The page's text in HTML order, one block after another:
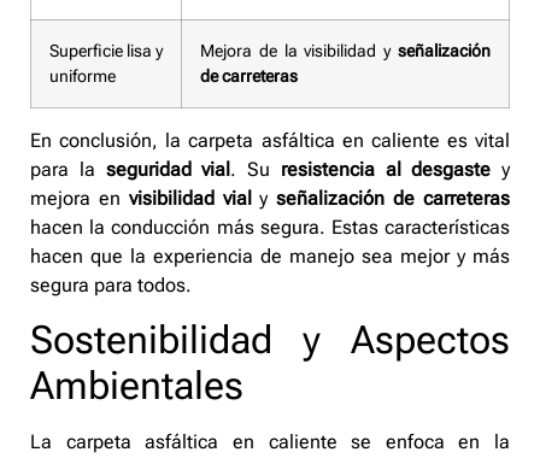
Superficie lisa y
uniforme
Mejora de la visibilidad y señalización
de carreteras
En conclusión, la carpeta asfáltica en caliente es vital
para la seguridad vial. Su resistencia al desgaste y
mejora en visibilidad vialyseñalización de carreteras
hacen la conducción más segura. Estas características
hacen que la experiencia de manejo sea mejor y más
segura para todos.
Sostenibilidad y Aspectos
Ambientales
La carpeta asfáltica en caliente se enfoca en la